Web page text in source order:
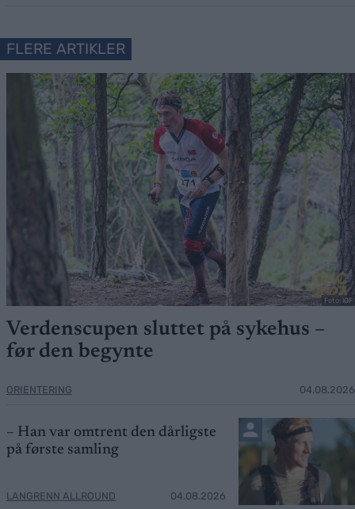
FLERE ARTIKLER
Foto: IOF
Verdenscupen sluttet på sykehus –
før den begynte
ORIENTERING 04.08.2026
– Han var omtrent den dårligste
på første samling
LANGRENN ALLROUND 04.08.2026